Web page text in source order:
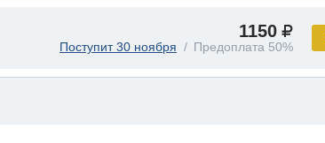
1150
Поступит 30 ноября Предоплата 50%